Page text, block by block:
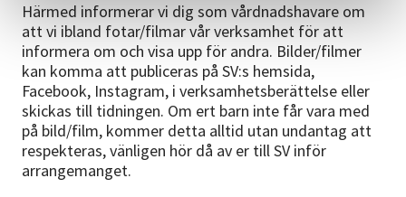
Härmed informerar vi dig som vårdnadshavare om
att vi ibland fotar/filmar vår verksamhet för att
informera om och visa upp för andra. Bilder/filmer
kan komma att publiceras på SV:s hemsida,
Facebook, Instagram, i verksamhetsberättelse eller
skickas till tidningen. Om ert barn inte får vara med
på bild/film, kommer detta alltid utan undantag att
respekteras, vänligen hör då av er till SV inför
arrangemanget.